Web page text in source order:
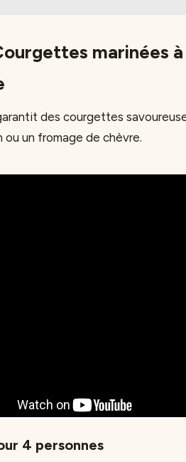
marinées à
des courgettes
ou un fromage de chèvre.
4 personnes